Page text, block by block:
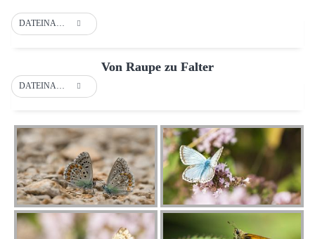
Von Raupe zu Falter